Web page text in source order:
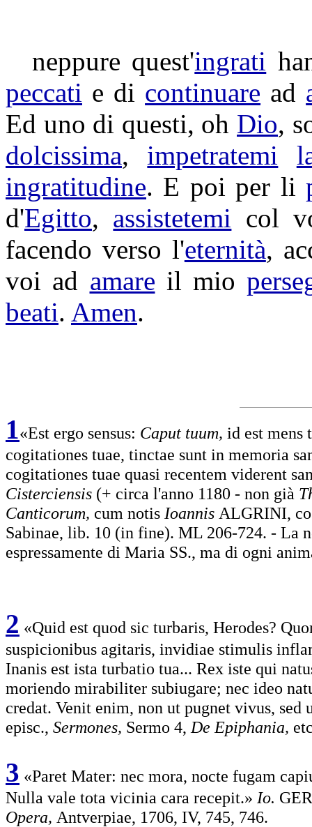
neppure quest'ingrati
peccati e di continuare ad
Ed uno di questi, oh Dio,
dolcissima, impetratemi
ingratitudine. E poi per li
d'Egitto, assistetemi col
facendo verso l'eternità,
voi ad amare il mio
beati. Amen.
1«Est ergo sensus: Caput tuum, id est mens
cogitationes tuae, tinctae sunt in memoria
cogitationes tuae quasi recentem viderent
Cisterciensis (+ circa l'anno 1180 - non già
Canticorum, cum notis Ioannis ALGRINI,
Sabinae, lib. 10 (in fine). ML 206-724. - La
espressamente di Maria SS., ma di ogni
2 «Quid est quod sic turbaris, Herodes?
suspicionibus agitaris, invidiae stimulis
Inanis est ista turbatio tua... Rex iste qui
moriendo mirabiliter subiugare; nec ideo
credat. Venit enim, non ut pugnet vivus,
episc., Sermones, Sermo 4, De Epiphania,
3 «Paret Mater: nec mora, nocte fugam
Nulla vale tota vicinia cara recepit.» Io.
Opera, Antverpiae, 1706, IV, 745, 746.